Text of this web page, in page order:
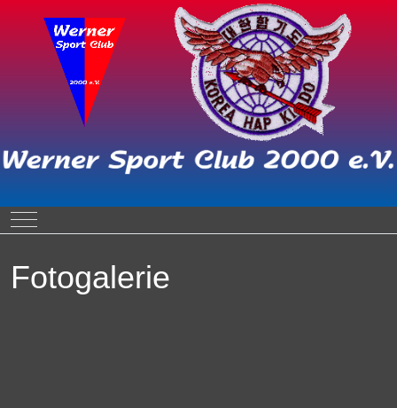
Mobile Menu Toggle
Fotogalerie